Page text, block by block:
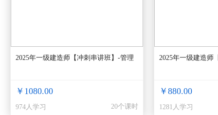
2025年一级建造师【冲刺串讲班】-管理
￥1080.00
974人学习 20个课时
2025年一级建造师
￥880.00
1281人学习